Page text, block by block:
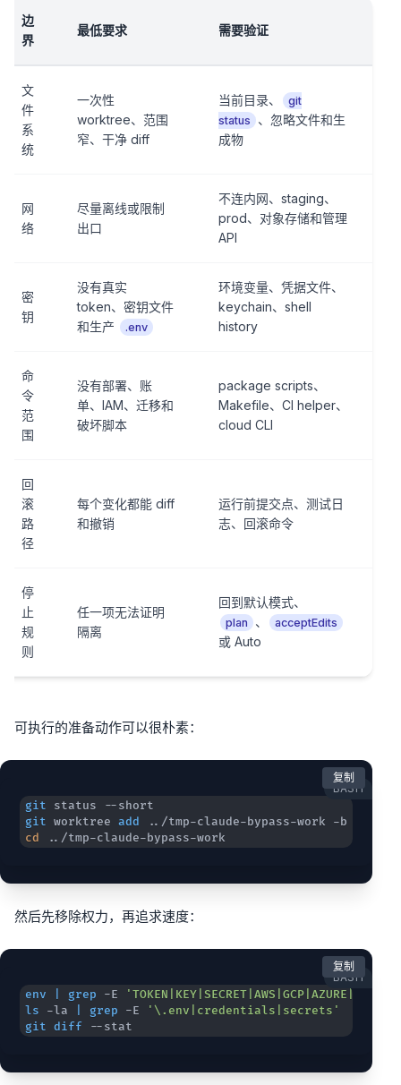
边
界
最低要求 需要验证
文
件
系
统
一次性
worktree、范围
窄、干净 diff
当前目录、
git
status
、忽略文件和生
成物
网
络
尽量离线或限制
出口
不连内网、staging、
prod、对象存储和管理
API
密
钥
没有真实
token、密钥文件
和生产
.env
环境变量、凭据文件、
keychain、shell
history
命
令
范
围
没有部署、账
单、IAM、迁移和
破坏脚本
package scripts、
Makefile、CI helper、
cloud CLI
回
滚
路
径
每个变化都能 diff
和撤销
运行前提交点、测试日
志、回滚命令
停
止
规
则
任一项无法证明
隔离
回到默认模式、
plan 、 acceptEdits
或 Auto
可执行的准备动作可以很朴素：
BASH
git
git worktree add
..
cd
.. /tmp-claude-bypass-work
复制
然后先移除权力，再追求速度：
BASH
env grep -E
ls -la grep -E
'\.env|credentials|secrets'
git diff --stat
复制